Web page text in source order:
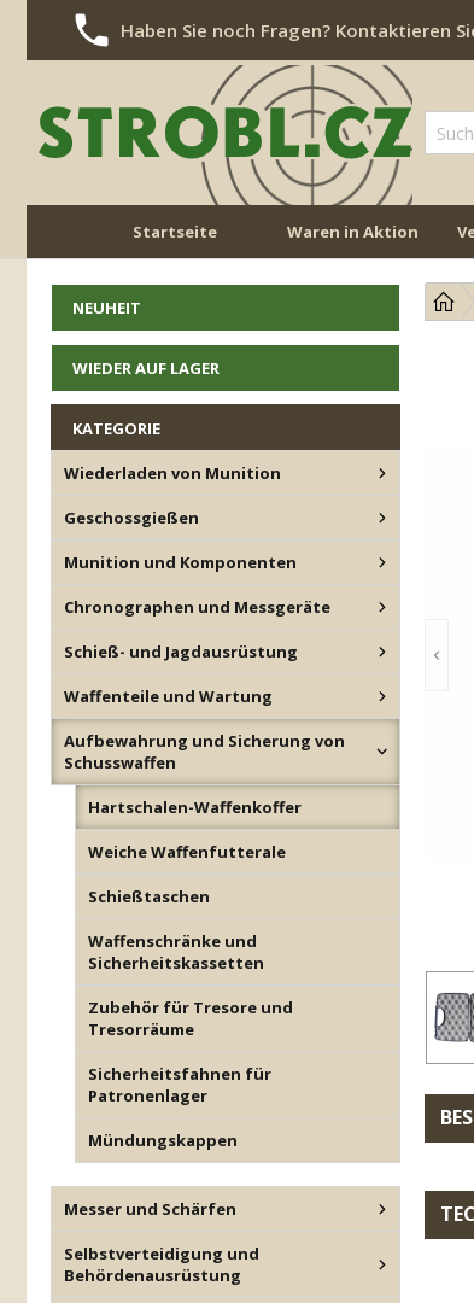
Haben Sie noch Fragen? Kontaktieren
Startseite Waren in Aktion
NEUHEIT
WIEDER AUF LAGER
KATEGORIE
Wiederladen von Munition
Geschossgießen
Munition und Komponenten
Chronographen und Messgeräte
Schieß- und Jagdausrüstung
Waffenteile und Wartung
Aufbewahrung und Sicherung von
Schusswaffen
Hartschalen-Waffenkoffer
Weiche Waffenfutterale
Schießtaschen
Waffenschränke und
Sicherheitskassetten
Zubehör für Tresore und
Tresorräume
Sicherheitsfahnen für
Patronenlager
Mündungskappen
Messer und Schärfen
Selbstverteidigung und
Behördenausrüstung